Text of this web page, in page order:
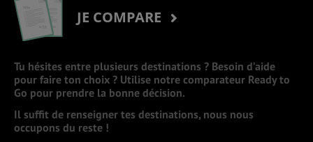
JE COMPARE
Tu hésites entre plusieurs destinations ? Besoin d’aide
pour faire ton choix ? Utilise notre comparateur Ready to
Go pour prendre la bonne décision.
Il suffit de renseigner tes destinations, nous nous
occupons du reste !